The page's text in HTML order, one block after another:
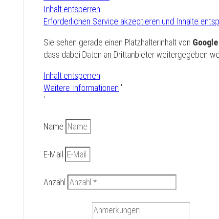
Inhalt entsperren
Erforderlichen Service akzeptieren und Inhalte
Sie sehen gerade einen Platzhalterinhalt von
dass dabei Daten an Drittanbieter weitergegeben
Inhalt entsperren
Weitere Informationen '
'
Name
E-Mail
Anzahl